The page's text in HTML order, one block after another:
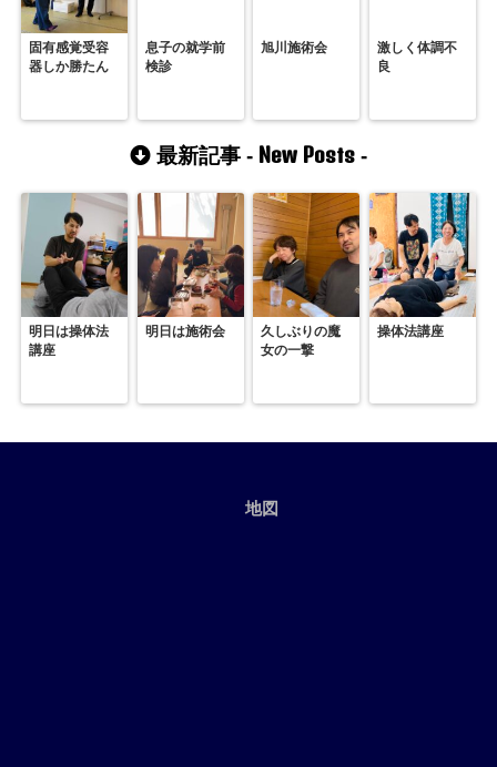
固有感覚受容
器しか勝たん
息子の就学前
検診
旭川施術会
激しく体調不
良
最新記事 - New Posts -
明日は操体法
講座
明日は施術会
久しぶりの魔
女の一撃
操体法講座
地図